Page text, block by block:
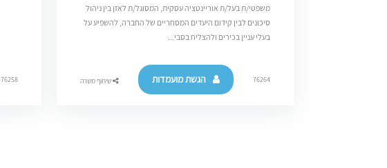
משפטי/ת בעל/ת אוריינטציה עסקית, המסוגל/ת לאזן בין ניהול
סיכונים לבין קידום היעדים המסחריים של החברה, להשפיע על
בעלי עניין בכירים ולהצליח בסבי...
76264 הגשת מועמדות שיתוף משרה 76258